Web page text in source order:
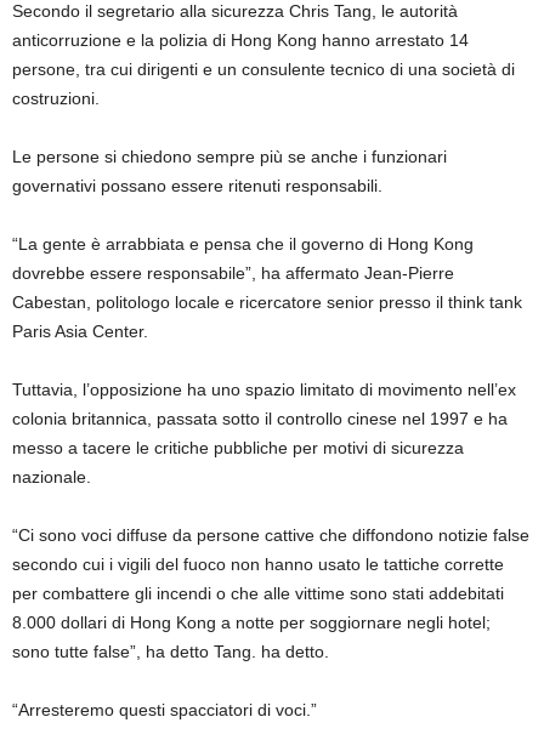
Secondo il segretario alla sicurezza Chris Tang, le autorità
anticorruzione e la polizia di Hong Kong hanno arrestato 14
persone, tra cui dirigenti e un consulente tecnico di una società di
costruzioni.
Le persone si chiedono sempre più se anche i funzionari
governativi possano essere ritenuti responsabili.
“La gente è arrabbiata e pensa che il governo di Hong Kong
dovrebbe essere responsabile”, ha affermato Jean-Pierre
Cabestan, politologo locale e ricercatore senior presso il think tank
Paris Asia Center.
Tuttavia, l’opposizione ha uno spazio limitato di movimento nell’ex
colonia britannica, passata sotto il controllo cinese nel 1997 e ha
messo a tacere le critiche pubbliche per motivi di sicurezza
nazionale.
“Ci sono voci diffuse da persone cattive che diffondono notizie false
secondo cui i vigili del fuoco non hanno usato le tattiche corrette
per combattere gli incendi o che alle vittime sono stati addebitati
8.000 dollari di Hong Kong a notte per soggiornare negli hotel;
sono tutte false”, ha detto Tang. ha detto.
“Arresteremo questi spacciatori di voci.”